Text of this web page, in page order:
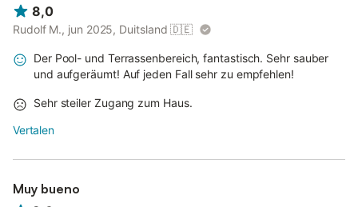
8,0
Rudolf M., jun 2025, Duitsland 🇩🇪
Der Pool- und Terrassenbereich, fantastisch. Sehr sauber
und aufgeräumt! Auf jeden Fall sehr zu empfehlen!
Sehr steiler Zugang zum Haus.
Vertalen
Muy bueno